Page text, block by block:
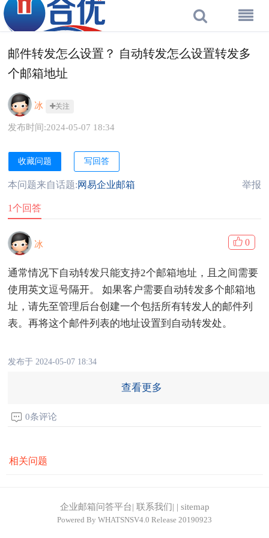
邮件转发怎么设置？ 自动转发怎么设置转发多
个邮箱地址
冰 关注
发布时间:2024-05-07 18:34
收藏问题 写回答
本问题来自话题:网易企业邮箱 举报
1个回答
冰 0
通常情况下自动转发只能支持2个邮箱地址，且之间需要
使用英文逗号隔开。 如果客户需要自动转发多个邮箱地
址，请先至管理后台创建一个包括所有转发人的邮件列
表。再将这个邮件列表的地址设置到自动转发处。
发布于 2024-05-07 18:34
查看更多
0条评论
相关问题
企业邮箱问答平台| 联系我们 | | sitemap
Powered By WHATSNSV4.0 Release 20190923